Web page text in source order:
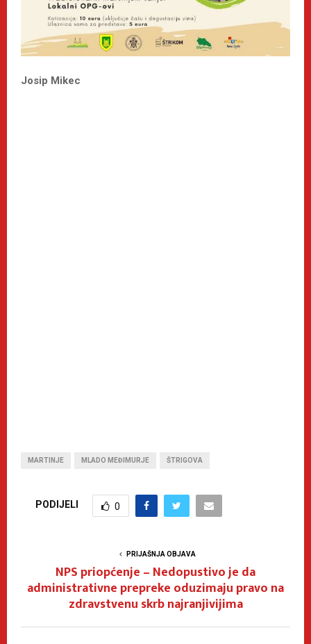
Josip Mikec
MARTINJE MLADO MEĐIMURJE ŠTRIGOVA
PODIJELI 0
PRIJAŠNJA OBJAVA
NPS priopćenje – Nedopustivo je da
administrativne prepreke oduzimaju pravo na
zdravstvenu skrb najranjivijima